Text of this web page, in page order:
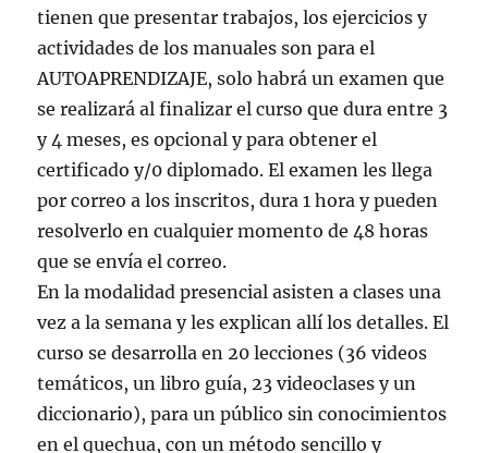
tienen que presentar trabajos, los ejercicios y
actividades de los manuales son para el
AUTOAPRENDIZAJE, solo habrá un examen que
se realizará al finalizar el curso que dura entre 3
y 4 meses, es opcional y para obtener el
certificado y/0 diplomado. El examen les llega
por correo a los inscritos, dura 1 hora y pueden
resolverlo en cualquier momento de 48 horas
que se envía el correo.
En la modalidad presencial asisten a clases una
vez a la semana y les explican allí los detalles. El
curso se desarrolla en 20 lecciones (36 videos
temáticos, un libro guía, 23 videoclases y un
diccionario), para un público sin conocimientos
en el quechua, con un método sencillo y